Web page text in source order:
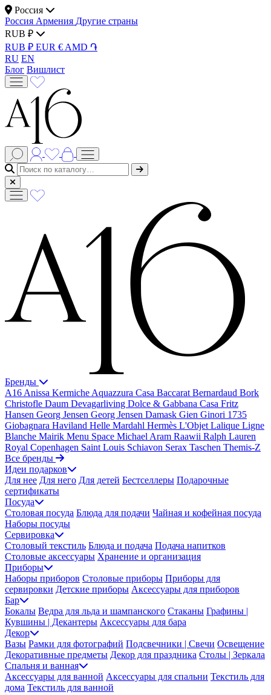
Россия
Россия Армения Другие страны
RUB ₽
RUB ₽ EUR € AMD ֏
RU EN
Блог Вишлист
Бренды
A16 Anissa Kermiche Aquazzura Casa Baccarat Bernardaud Bork
Christofle Daum Devagarliving Dolce & Gabbana Casa Fritz
Hansen Georg Jensen Georg Jensen Damask Gien Ginori 1735
Giobagnara Haviland Helle Mardahl Hermès L'Objet Lalique Ligne
Blanche Mairik Menu Space Michael Aram Raawii Ralph Lauren
Royal Copenhagen Saint Louis Schiavon Serax Taschen Themis-Z
Все бренды
Идеи подарков
Для нее Для него Для детей Бестселлеры Подарочные
сертификаты
Посуда
Столовая посуда Блюда для подачи Чайная и кофейная посуда
Наборы посуды
Сервировка
Столовый текстиль Блюда и подача Подача напитков
Столовые аксессуары Хранение и организация
Приборы
Наборы приборов Столовые приборы Приборы для
сервировки Детские приборы Аксессуары для приборов
Бар
Бокалы Ведра для льда и шампанского Стаканы Графины |
Кувшины | Декантеры Аксессуары для бара
Декор
Вазы Рамки для фотографий Подсвечники | Свечи Освещение
Декоративные предметы Декор для праздника Столы | Зеркала
Спальня и ванная
Аксессуары для ванной Аксессуары для спальни Текстиль для
дома Текстиль для ванной